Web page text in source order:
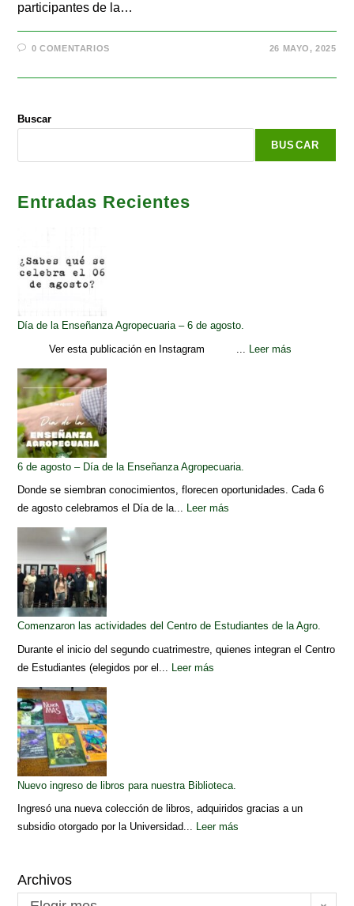
participantes de la…
0 COMENTARIOS 26 MAYO, 2025
Buscar
BUSCAR
Entradas Recientes
Día de la Enseñanza Agropecuaria – 6 de agosto.
Ver esta publicación en Instagram ...
Leer más
6 de agosto – Día de la Enseñanza Agropecuaria.
Donde se siembran conocimientos, florecen oportunidades. Cada 6
de agosto celebramos el Día de la... Leer más
Comenzaron las actividades del Centro de Estudiantes de la Agro.
Durante el inicio del segundo cuatrimestre, quienes integran el Centro
de Estudiantes (elegidos por el...
Leer más
Nuevo ingreso de libros para nuestra Biblioteca.
Ingresó una nueva colección de libros, adquiridos gracias a un
subsidio otorgado por la Universidad... Leer más
Archivos